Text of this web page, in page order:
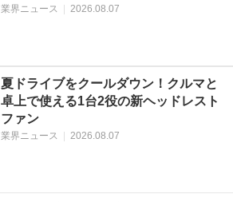
業界ニュース 2026.08.07
夏ドライブをクールダウン！クルマと
卓上で使える1台2役の新ヘッドレスト
ファン
業界ニュース 2026.08.07